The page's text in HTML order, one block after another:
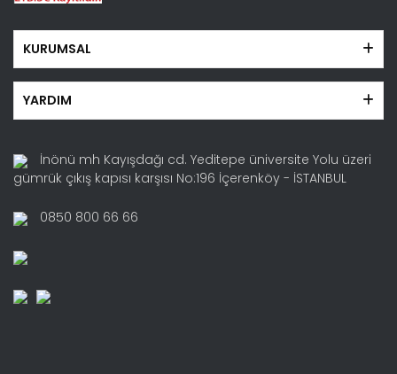
KURUMSAL
YARDIM
İnönü mh Kayışdağı cd. Yeditepe üniversite Yolu üzeri
gümrük çıkış kapısı karşısı No:196 İçerenköy - İSTANBUL
0850 800 66 66